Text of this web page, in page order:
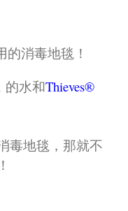
消毒地毯！
的水和Thieves®
毒地毯，那就不